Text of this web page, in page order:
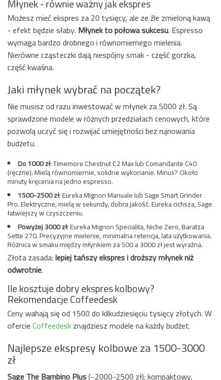
Młynek - równie ważny jak ekspres
Możesz mieć ekspres za 20 tysięcy, ale ze źle zmieloną kawą
- efekt będzie słaby. Młynek to połowa sukcesu. Espresso
wymaga bardzo drobnego i równomiernego mielenia.
Nierówne cząsteczki dają niespójny smak - część gorzka,
część kwaśna.
Jaki młynek wybrać na początek?
Nie musisz od razu inwestować w młynek za 5000 zł. Są
sprawdzone modele w różnych przedziałach cenowych, które
pozwolą uczyć się i rozwijać umiejętności bez rujnowania
budżetu.
Do 1000 zł: Timemore Chestnut C2 Max lub Comandante C40
(ręczne). Mielą równomiernie, solidne wykonanie. Minus? Około
minuty kręcenia na jedno espresso.
1500-2500 zł: Eureka Mignon Manuale lub Sage Smart Grinder
Pro. Elektryczne, mielą w sekundy, dobra jakość. Eureka cichsza, Sage
łatwiejszy w czyszczeniu.
Powyżej 3000 zł: Eureka Mignon Specialita, Niche Zero, Baratza
Sette 270. Precyzyjne mielenie, minimalna retencja, lata użytkowania.
Różnica w smaku między młynkiem za 500 a 3000 zł jest wyraźna.
Złota zasada:lepiej tańszy ekspres i droższy młynek niż
odwrotnie.
Ile kosztuje dobry ekspres kolbowy?
Rekomendacje Coffeedesk
Ceny wahają się od 1500 do kilkudziesięciu tysięcy złotych. W
ofercieCoffeedeskznajdziesz modele na każdy budżet.
Najlepsze ekspresy kolbowe za 1500-3000
zł
Sage The Bambino Plus(~2000-2500 zł): kompaktowy,